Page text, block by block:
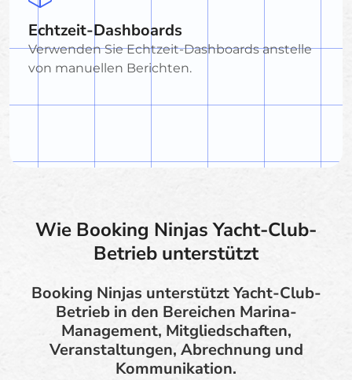
Echtzeit-Dashboards
Verwenden Sie Echtzeit-Dashboards anstelle
von manuellen Berichten.
Wie Booking Ninjas Yacht-Club-
Betrieb unterstützt
Booking Ninjas unterstützt Yacht-Club-
Betrieb in den Bereichen Marina-
Management, Mitgliedschaften,
Veranstaltungen, Abrechnung und
Kommunikation.